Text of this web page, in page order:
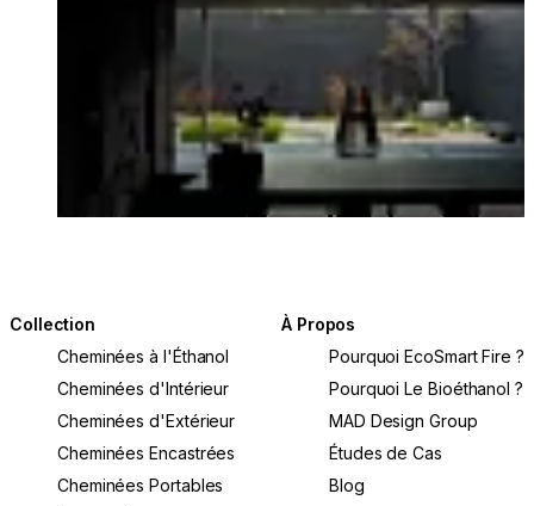
Collection
Cheminées à l'Éthanol
Cheminées d'Intérieur
Cheminées d'Extérieur
Cheminées Encastrées
Cheminées Portables
À Propos
Pourquoi EcoSmart Fire ?
Pourquoi Le Bioéthanol ?
MAD Design Group
Études de Cas
Blog